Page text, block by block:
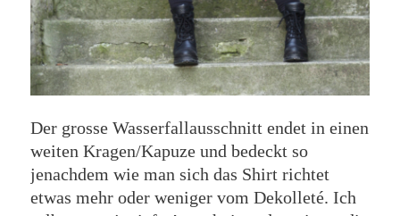
Der grosse Wasserfallausschnitt endet in einen
weiten Kragen/Kapuze und bedeckt so
jenachdem wie man sich das Shirt richtet
etwas mehr oder weniger vom Dekolleté. Ich